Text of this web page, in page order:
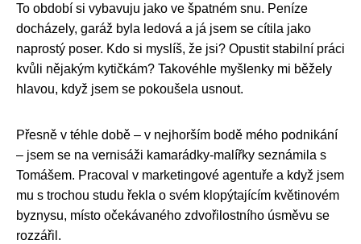
To období si vybavuju jako ve špatném snu. Peníze
docházely, garáž byla ledová a já jsem se cítila jako
naprostý poser. Kdo si myslíš, že jsi? Opustit stabilní práci
kvůli nějakým kytičkám? Takovéhle myšlenky mi běžely
hlavou, když jsem se pokoušela usnout.
Přesně v téhle době – v nejhorším bodě mého podnikání
– jsem se na vernisáži kamarádky-malířky seznámila s
Tomášem. Pracoval v marketingové agentuře a když jsem
mu s trochou studu řekla o svém klopýtajícím květinovém
byznysu, místo očekávaného zdvořilostního úsměvu se
rozzářil.